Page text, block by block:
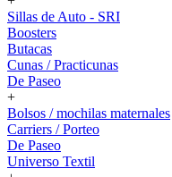
Sillas de Auto - SRI
Boosters
Butacas
Cunas / Practicunas
De Paseo
+
Bolsos / mochilas maternales
Carriers / Porteo
De Paseo
Universo Textil